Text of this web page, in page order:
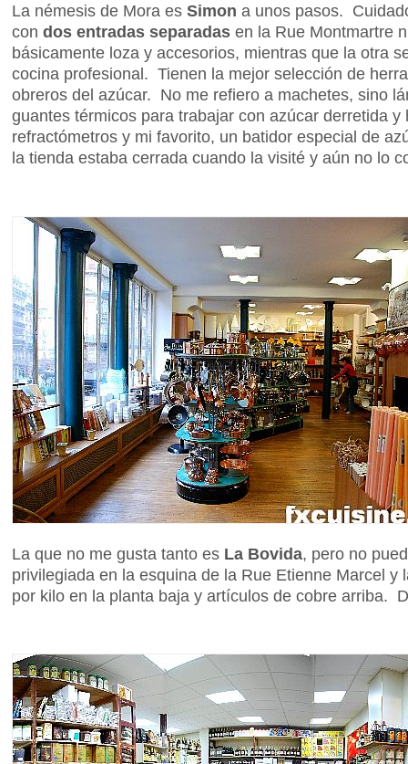
La némesis de Mora es Simon a unos pasos.
con dos entradas separadas en la Rue Montmartre
básicamente loza y accesorios, mientras que la otra
cocina profesional. Tienen la mejor selección de
obreros del azúcar. No me refiero a machetes, sino
guantes térmicos para trabajar con azúcar derretida y
refractómetros y mi favorito, un batidor especial de
la tienda estaba cerrada cuando la visité y aún no lo
La que no me gusta tanto es La Bovida, pero no
privilegiada en la esquina de la Rue Etienne Marcel y
por kilo en la planta baja y artículos de cobre arriba.